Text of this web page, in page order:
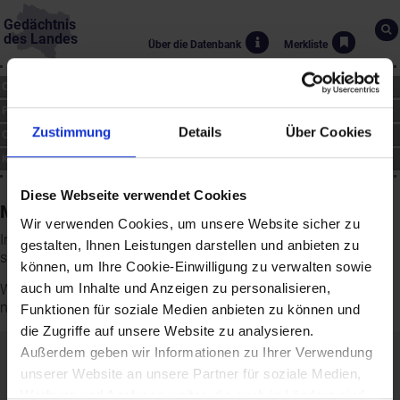
Zustimmung Details Über Cookies
Diese Webseite verwendet Cookies
Wir verwenden Cookies, um unsere Website sicher zu
gestalten, Ihnen Leistungen darstellen und anbieten zu
können, um Ihre Cookie-Einwilligung zu verwalten sowie
auch um Inhalte und Anzeigen zu personalisieren,
Funktionen für soziale Medien anbieten zu können und
die Zugriffe auf unsere Website zu analysieren.
Außerdem geben wir Informationen zu Ihrer Verwendung
unserer Website an unsere Partner für soziale Medien,
Werbung und Analysen weiter, die auch in Ländern sind,
Gedächtnis
des Landes
Über die Datenbank Merkliste
PERSONEN
KUNST
Merkliste
In der Merkliste können Sie die Ergebnisse Ihrer Recherche für
spätere Besuche speichern.
Wenn Sie schon ein Benutzerkonto haben, können Sie sich hier
nun anmelden und die Merkliste nutzen:
Passwort vergessen?